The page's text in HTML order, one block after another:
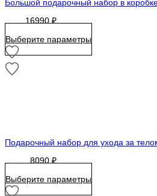
Большой подарочный набор в
16990₽
Выберите параметры
Подарочный набор для ухода за
8090₽
Выберите параметры